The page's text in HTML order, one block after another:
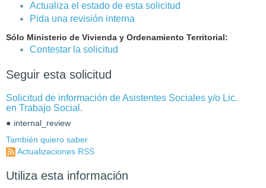
Actualiza el estado de esta solicitud
Pida una revisión interna
Sólo Ministerio de Vivienda y Ordenamiento Territorial:
Contestar la solicitud
Seguir esta solicitud
Solicitud de información de Asistentes Sociales y/o Lic.
en Trabajo Social.
internal_review
También quiero saber
Actualizaciones RSS
Utiliza esta información